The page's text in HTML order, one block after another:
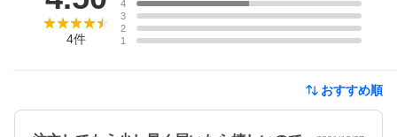
4件
4
3
2
1
おすすめ順